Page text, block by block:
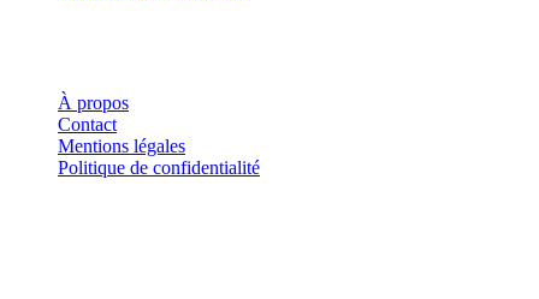
À propos
Contact
Mentions légales
Politique de confidentialité